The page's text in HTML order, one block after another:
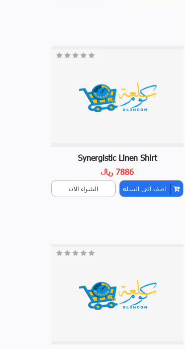
Synergistic Linen Shirt
7886 ريال
اضف الى السله الشراء الان